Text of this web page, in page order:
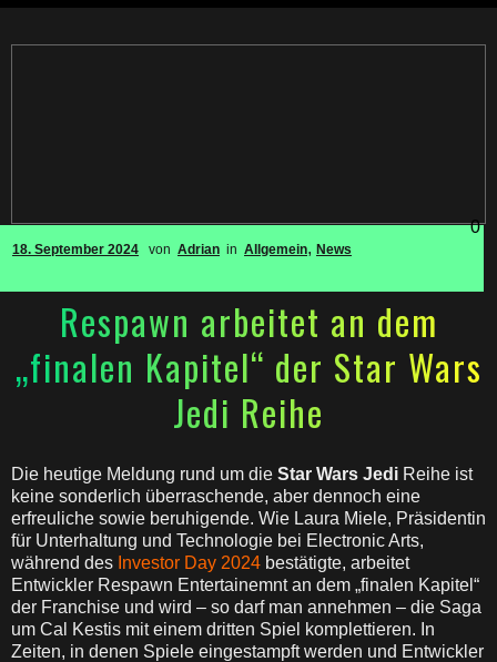
18. September 2024 von Adrian in Allgemein, News
0
Respawn arbeitet an dem
„finalen Kapitel“ der Star Wars
Jedi Reihe
Die heutige Meldung rund um die Star Wars Jedi Reihe ist
keine sonderlich überraschende, aber dennoch eine
erfreuliche sowie beruhigende. Wie Laura Miele, Präsidentin
für Unterhaltung und Technologie bei Electronic Arts,
während des Investor Day 2024 bestätigte, arbeitet
Entwickler Respawn Entertainemnt an dem „finalen Kapitel“
der Franchise und wird – so darf man annehmen – die Saga
um Cal Kestis mit einem dritten Spiel komplettieren. In
Zeiten, in denen Spiele eingestampft werden und Entwickler